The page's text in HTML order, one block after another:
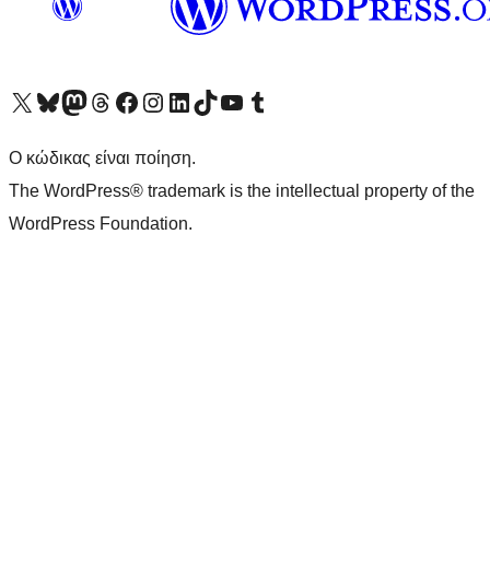
Visit our X (formerly Twitter) account
Visit our Bluesky account
Επισκεφθείτε τον λογαριασμό μας στο Mastodon
Visit our Threads account
Επισκεφτείτε τη σελίδα μας στο Facebook
Επισκεφθείτε τον λογαριασμό μας Instagram
Επισκεφθείτε τον λογαριασμό μας LinkedIn
Visit our TikTok account
Visit our YouTube channel
Visit our Tumblr account
Ο κώδικας είναι ποίηση.
The WordPress® trademark is the intellectual property of the
WordPress Foundation.